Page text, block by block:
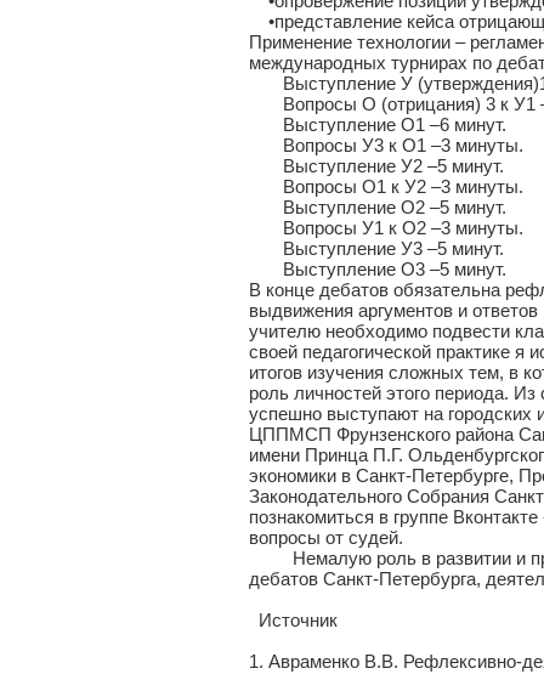
•представление кейса
Применение технологии –
международных турнирах по
Выступление У
Вопросы О (отрицания) 3 к У1
Выступление О1 –6 минут.
Вопросы У3 к О1 –3 минуты.
Выступление У2 –5 минут.
Вопросы О1 к У2 –3 минуты.
Выступление О2 –5 минут.
Вопросы У1 к О2 –3 минуты.
Выступление У3 –5 минут.
Выступление О3 –5 минут.
В конце дебатов обязательна
выдвижения аргументов и
учителю необходимо подвести
своей педагогической практике
итогов изучения сложных тем, в
роль личностей этого периода.
успешно выступают на
ЦППМСП Фрунзенского района
имени Принца П.Г.
экономики в Санкт-Петербурге,
Законодательного Собрания
познакомиться в группе
вопросы от судей.
Немалую роль в развитии и
дебатов Санкт-Петербурга,
Источник
1. Авраменко В.В. Рефлексивно-